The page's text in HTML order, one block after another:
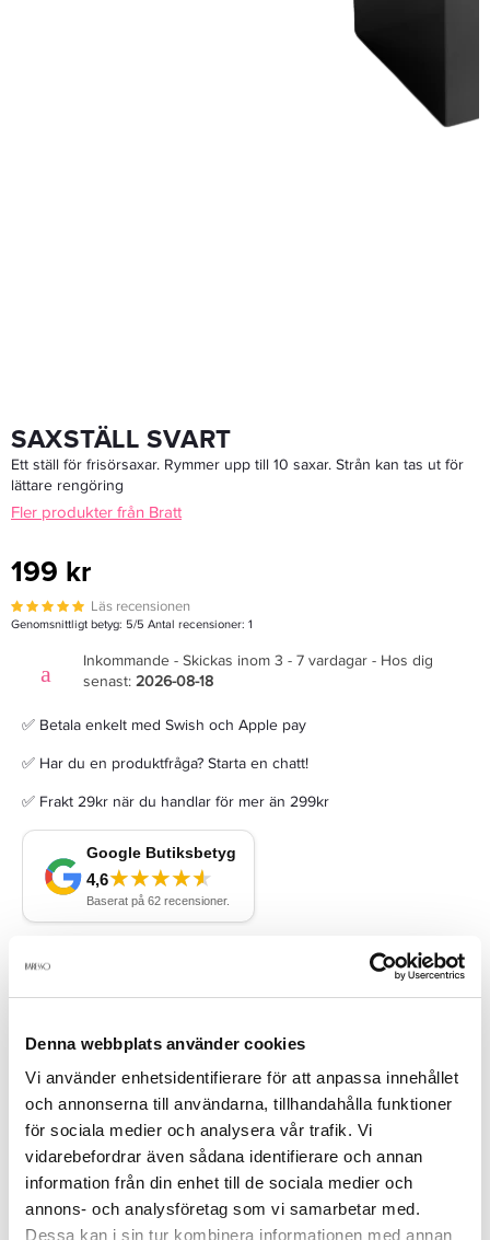
Denna webbplats använder cookies
Vi använder enhetsidentifierare för att anpassa innehållet
och annonserna till användarna, tillhandahålla funktioner
för sociala medier och analysera vår trafik. Vi
vidarebefordrar även sådana identifierare och annan
information från din enhet till de sociala medier och
annons- och analysföretag som vi samarbetar med.
Dessa kan i sin tur kombinera informationen med annan
SAXSTÄLL SVART
Ett ställ för frisörsaxar. Rymmer upp till 10 saxar. Strån kan tas ut för
lättare rengöring
Fler produkter från Bratt
199 kr
Läs recensionen
Genomsnittligt betyg: 5/5 Antal recensioner: 1
Inkommande - Skickas inom 3 - 7 vardagar - Hos dig
senast: 2026-08-18
✅ Betala enkelt med Swish och Apple pay
✅ Har du en produktfråga? Starta en chatt!
✅ Frakt 29kr när du handlar för mer än 299kr
Beskrivning
Produktdetaljer
Recensioner